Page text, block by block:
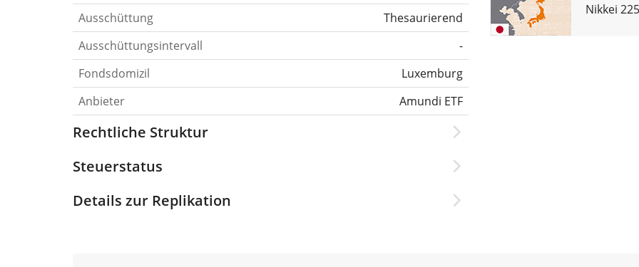
Ausschüttung
Thesaurierend
Ausschüttungsintervall
-
Fondsdomizil
Luxemburg
Anbieter
Amundi ETF
Rechtliche Struktur
Steuerstatus
Details zur Replikation
Nikkei